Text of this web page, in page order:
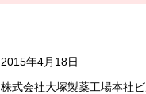
2015年4月18日
株式会社大塚製薬工場本社